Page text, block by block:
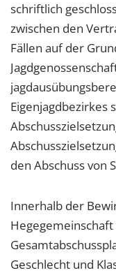
schriftlich
zwischen den
Fällen auf der
Eigenjagdbezirkes
den Abschuss von
Innerhalb der
Geschlecht und